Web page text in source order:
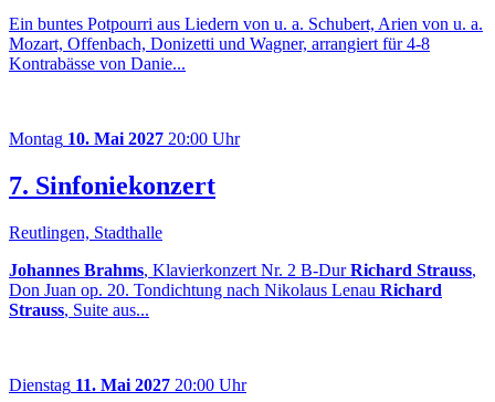
Ein buntes Potpourri aus Liedern von u. a. Schubert, Arien von u. a.
Mozart, Offenbach, Donizetti und Wagner, arrangiert für 4-8
Kontrabässe von Danie...
Montag 10. Mai 2027 20:00 Uhr
7. Sinfoniekonzert
Reutlingen, Stadthalle
Johannes Brahms, Klavierkonzert Nr. 2 B-DurRichard Strauss,
Don Juan op. 20. Tondichtung nach Nikolaus Lenau Richard
Strauss, Suite aus...
Dienstag 11. Mai 2027 20:00 Uhr